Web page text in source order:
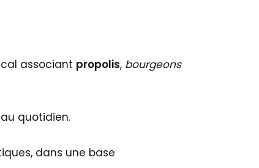
associant propolis, bourgeons
quotidien.
dans une base